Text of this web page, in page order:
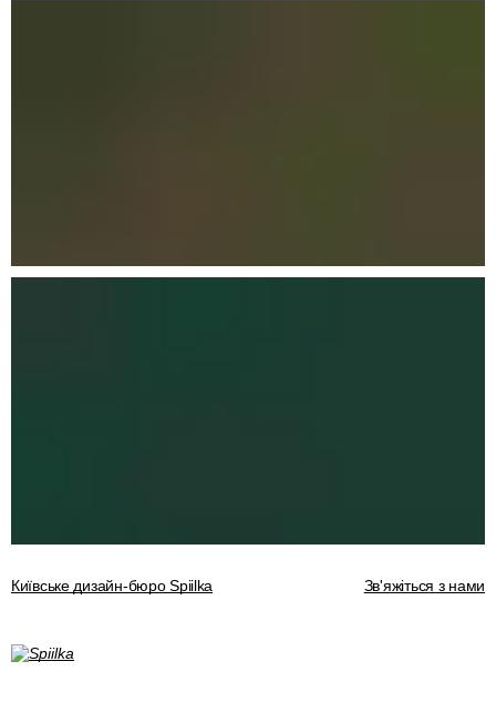
Київське дизайн-бюро Spiilka Зв'яжіться з нами